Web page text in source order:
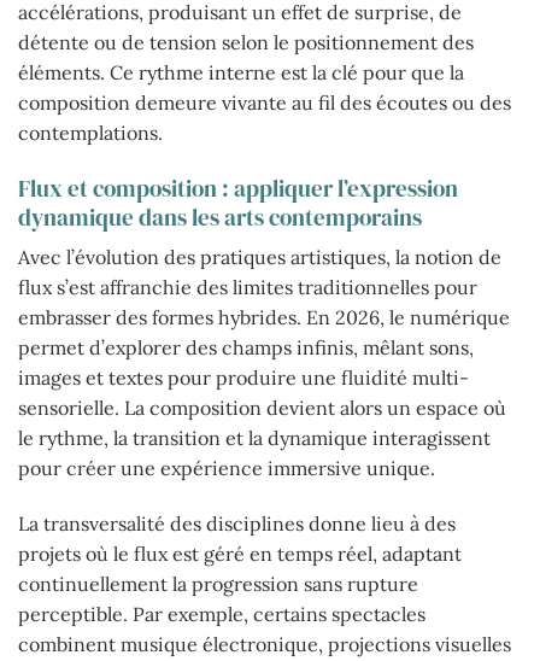
accélérations, produisant un effet de surprise, de
détente ou de tension selon le positionnement des
éléments. Ce rythme interne est la clé pour que la
composition demeure vivante au fil des écoutes ou des
contemplations.
Flux et composition : appliquer l’expression
dynamique dans les arts contemporains
Avec l’évolution des pratiques artistiques, la notion de
flux s’est affranchie des limites traditionnelles pour
embrasser des formes hybrides. En 2026, le numérique
permet d’explorer des champs infinis, mêlant sons,
images et textes pour produire une fluidité multi-
sensorielle. La composition devient alors un espace où
le rythme, la transition et la dynamique interagissent
pour créer une expérience immersive unique.
La transversalité des disciplines donne lieu à des
projets où le flux est géré en temps réel, adaptant
continuellement la progression sans rupture
perceptible. Par exemple, certains spectacles
combinent musique électronique, projections visuelles